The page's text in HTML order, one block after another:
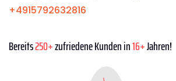
+4915792632816
Bereits250+zufriedene Kunden in16+Jahren!